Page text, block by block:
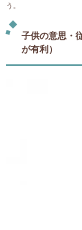
う。
子供の意思・
が有利）